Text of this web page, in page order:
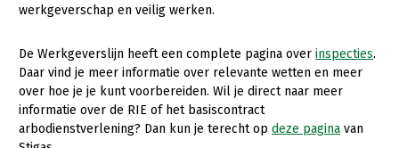
Mensen
Bestuur en Directie
Medewerkers
Vakgroepbestuurders
Jaarverslag 2023
Vacatures
Pers
werkgeverschap en veilig werken.
De Werkgeverslijn heeft een complete pagina over inspecties.
Daar vind je meer informatie over relevante wetten en meer
over hoe je je kunt voorbereiden. Wil je direct naar meer
informatie over de RIE of het basiscontract
arbodienstverlening? Dan kun je terecht op deze pagina van